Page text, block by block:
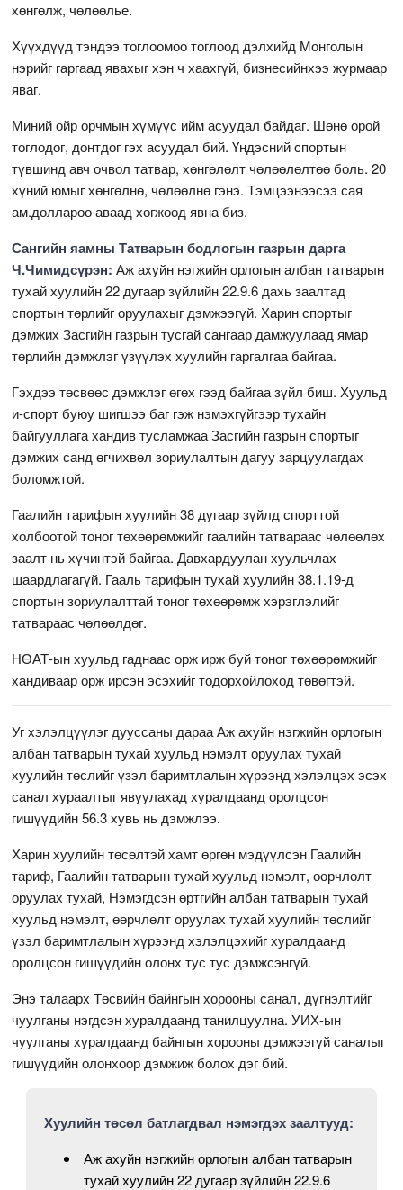
хөнгөлж, чөлөөлье.
Хүүхдүүд тэндээ тоглоомоо тоглоод дэлхийд Монголын
нэрийг гаргаад явахыг хэн ч хаахгүй, бизнесийнхээ журмаар
яваг.
Миний ойр орчмын хүмүүс ийм асуудал байдаг. Шөнө орой
тоглодог, донтдог гэх асуудал бий. Үндэсний спортын
түвшинд авч очвол татвар, хөнгөлөлт чөлөөлөлтөө боль. 20
хүний юмыг хөнгөлнө, чөлөөлнө гэнэ. Тэмцээнээсээ сая
ам.доллароо аваад хөгжөөд явна биз.
Сангийн яамны Татварын бодлогын газрын дарга
Ч.Чимидсүрэн:Аж ахуйн нэгжийн орлогын албан татварын
тухай хуулийн 22 дугаар зүйлийн 22.9.6 дахь заалтад
спортын төрлийг оруулахыг дэмжээгүй. Харин спортыг
дэмжих Засгийн газрын тусгай сангаар дамжуулаад ямар
төрлийн дэмжлэг үзүүлэх хуулийн гаргалгаа байгаа.
Гэхдээ төсвөөс дэмжлэг өгөх гээд байгаа зүйл биш. Хуульд
и-спорт буюу шигшээ баг гэж нэмэхгүйгээр тухайн
байгууллага хандив тусламжаа Засгийн газрын спортыг
дэмжих санд өгчихвөл зориулалтын дагуу зарцуулагдах
боломжтой.
Гаалийн тарифын хуулийн 38 дугаар зүйлд спорттой
холбоотой тоног төхөөрөмжийг гаалийн татвараас чөлөөлөх
заалт нь хүчинтэй байгаа. Давхардуулан хуульчлах
шаардлагагүй. Гааль тарифын тухай хуулийн 38.1.19-д
спортын зориулалттай тоног төхөөрөмж хэрэглэлийг
татвараас чөлөөлдөг.
НӨАТ-ын хуульд гаднаас орж ирж буй тоног төхөөрөмжийг
хандиваар орж ирсэн эсэхийг тодорхойлоход төвөгтэй.
Уг хэлэлцүүлэг дууссаны дараа Аж ахуйн нэгжийн орлогын
албан татварын тухай хуульд нэмэлт оруулах тухай
хуулийн төслийг үзэл баримтлалын хүрээнд хэлэлцэх эсэх
санал хураалтыг явуулахад хуралдаанд оролцсон
гишүүдийн 56.3 хувь нь дэмжлээ.
Харин хуулийн төсөлтэй хамт өргөн мэдүүлсэн Гаалийн
тариф, Гаалийн татварын тухай хуульд нэмэлт, өөрчлөлт
оруулах тухай, Нэмэгдсэн өртгийн албан татварын тухай
хуульд нэмэлт, өөрчлөлт оруулах тухай хуулийн төслийг
үзэл баримтлалын хүрээнд хэлэлцэхийг хуралдаанд
оролцсон гишүүдийн олонх тус тус дэмжсэнгүй.
Энэ талаарх Төсвийн байнгын хорооны санал, дүгнэлтийг
чуулганы нэгдсэн хуралдаанд танилцуулна. УИХ-ын
чуулганы хуралдаанд байнгын хорооны дэмжээгүй саналыг
гишүүдийн олонхоор дэмжиж болох дэг бий.
Хуулийн төсөл батлагдвал нэмэгдэх заалтууд:
Аж ахуйн нэгжийн орлогын албан татварын
тухай хуулийн 22 дугаар зүйлийн 22.9.6